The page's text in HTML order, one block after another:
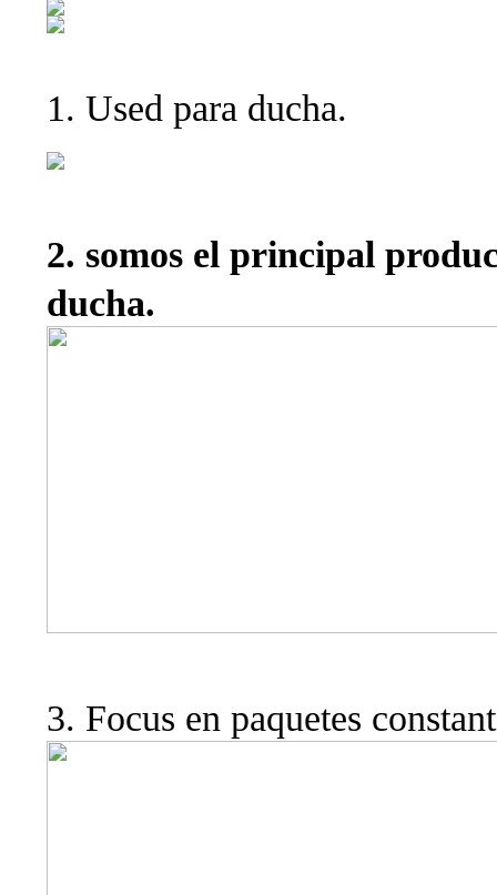
1. Used para ducha.
2. somos el principal
ducha.
3. Focus en paquetes